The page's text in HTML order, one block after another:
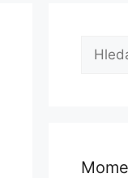
Hledat: